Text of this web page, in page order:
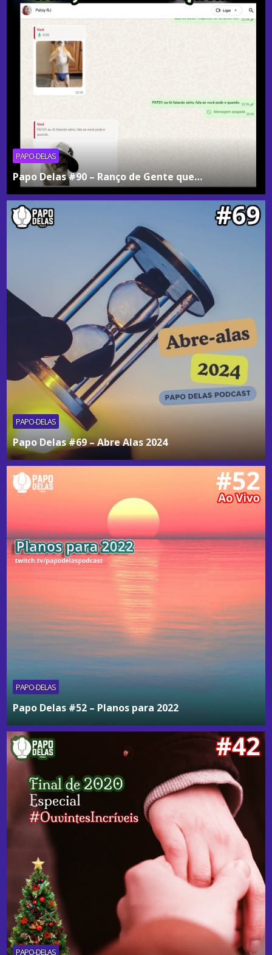
PAPO-DELAS
Papo Delas #90 – Ranço de Gente que…
PAPO-DELAS
Papo Delas #69 – Abre Alas 2024
PAPO-DELAS
Papo Delas #52 – Planos para 2022
PAPO-DELAS